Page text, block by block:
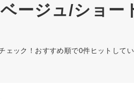
ージュ/ショー
ック！おすすめ順で0件ヒットして